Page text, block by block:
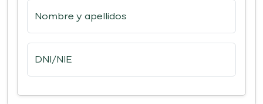
Nombre y apellidos
DNI/NIE